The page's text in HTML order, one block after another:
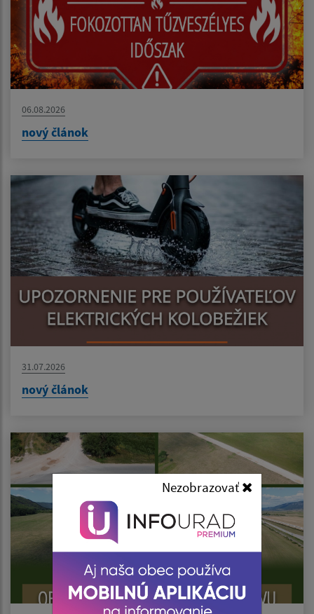
Nezobrazovať
06.08.2026
nový článok
31.07.2026
nový článok